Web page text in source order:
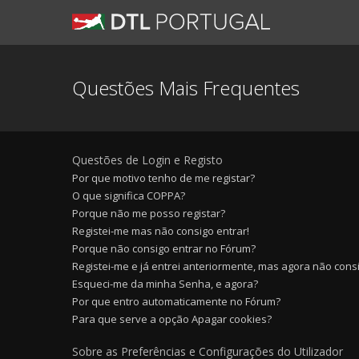
Questões Mais Frequentes
Questões de Login e Registo
Por que motivo tenho de me registar?
O que significa COPPA?
Porque não me posso registar?
Registei-me mas não consigo entrar!
Porque não consigo entrar no Fórum?
Registei-me e já entrei anteriormente, mas agora não
Esqueci-me da minha Senha, e agora?
Por que entro automaticamente no Fórum?
Para que serve a opção Apagar cookies?
Sobre as Preferências e Configurações do Utilizador